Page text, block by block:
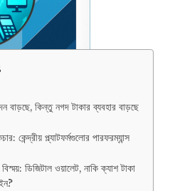
বাড়ছে, কিন্তু নগদ টাকার ব্যবহার বাড়ছে
কেন্দ্রীয় প্ল্যাটফর্মগুলোর পারফরম্যান্স
ডিজিটাল ওয়ালেট, নাকি ক্যাশ টাকা